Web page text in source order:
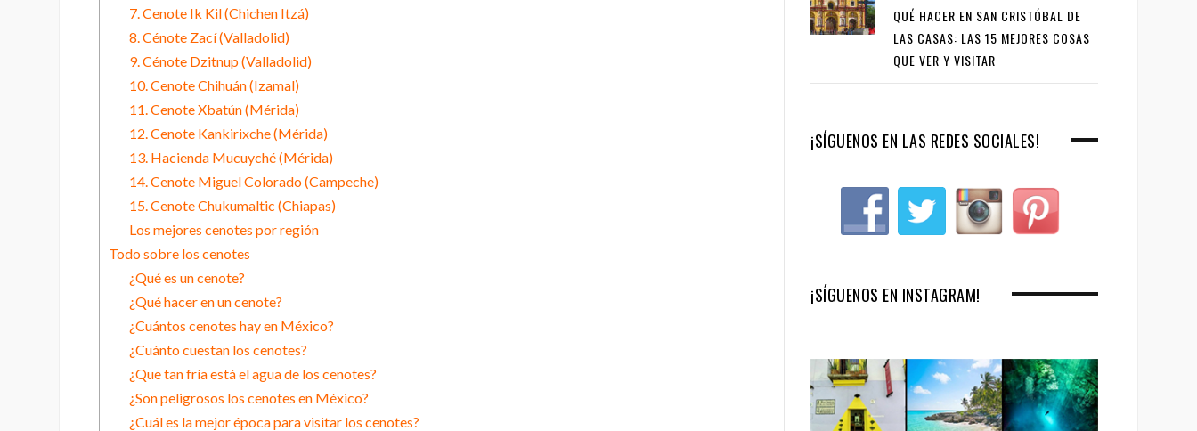
7. Cenote Ik Kil (Chichen Itzá)
8. Cénote Zací (Valladolid)
9. Cénote Dzitnup (Valladolid)
10. Cenote Chihuán (Izamal)
11. Cenote Xbatún (Mérida)
12. Cenote Kankirixche (Mérida)
13. Hacienda Mucuyché (Mérida)
14. Cenote Miguel Colorado (Campeche)
15. Cenote Chukumaltic (Chiapas)
Los mejores cenotes por región
Todo sobre los cenotes
¿Qué es un cenote?
¿Qué hacer en un cenote?
¿Cuántos cenotes hay en México?
¿Cuánto cuestan los cenotes?
¿Que tan fría está el agua de los cenotes?
¿Son peligrosos los cenotes en México?
¿Cuál es la mejor época para visitar los cenotes?
QUÉ HACER EN SAN CRISTÓBAL DE
LAS CASAS: LAS 15 MEJORES COSAS
QUE VER Y VISITAR
¡SÍGUENOS EN LAS REDES SOCIALES!
¡SÍGUENOS EN INSTAGRAM!